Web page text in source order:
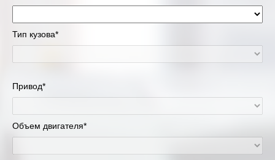
Тип кузова*
Привод*
Объем двигателя*